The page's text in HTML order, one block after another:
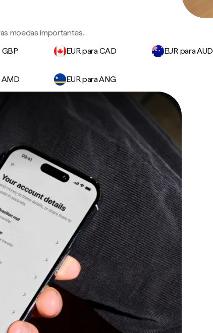
moedas importantes.
GBP EUR para CAD EUR para AUD
AMD EUR para ANG